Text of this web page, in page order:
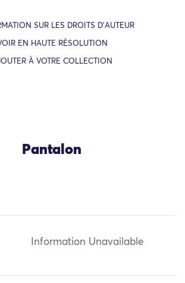
SUR LES DROITS D’AUTEUR
EN HAUTE RÉSOLUTION
À VOTRE COLLECTION
Pantalon
Information Unavailable